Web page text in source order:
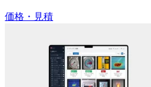
価格・見積